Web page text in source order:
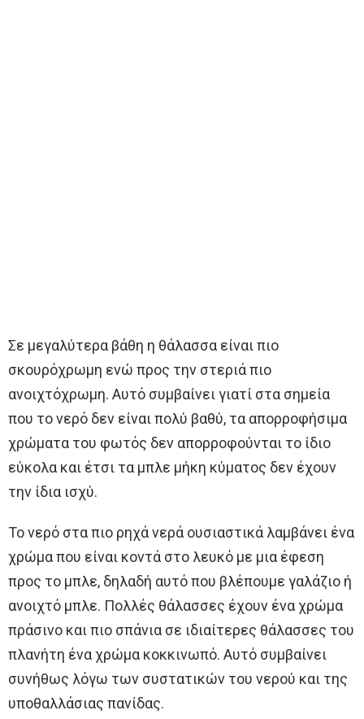
Σε μεγαλύτερα βάθη η θάλασσα είναι πιο
σκουρόχρωμη ενώ προς την στεριά πιο
ανοιχτόχρωμη. Αυτό συμβαίνει γιατί στα σημεία
που το νερό δεν είναι πολύ βαθύ, τα απορροφήσιμα
χρώματα του φωτός δεν απορροφούνται το ίδιο
εύκολα και έτσι τα μπλε μήκη κύματος δεν έχουν
την ίδια ισχύ.
Το νερό στα πιο ρηχά νερά ουσιαστικά λαμβάνει ένα
χρώμα που είναι κοντά στο λευκό με μια έφεση
προς το μπλε, δηλαδή αυτό που βλέπουμε γαλάζιο ή
ανοιχτό μπλε. Πολλές θάλασσες έχουν ένα χρώμα
πράσινο και πιο σπάνια σε ιδιαίτερες θάλασσες του
πλανήτη ένα χρώμα κοκκινωπό. Αυτό συμβαίνει
συνήθως λόγω των συστατικών του νερού και της
υποθαλλάσιας πανίδας.